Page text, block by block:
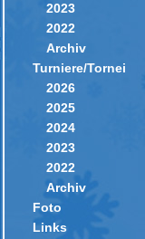
2023
2022
Archiv
Turniere/Tornei
2026
2025
2024
2023
2022
Archiv
Foto
Links